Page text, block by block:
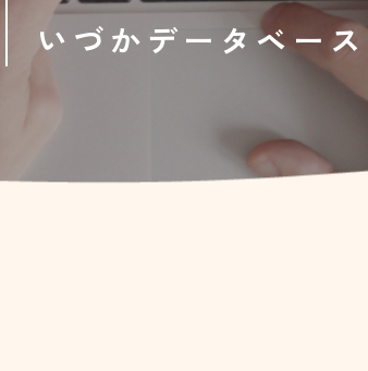
いづかデータベース